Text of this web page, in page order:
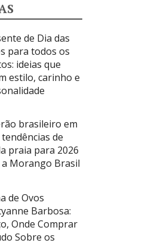
de Dia das
para todos os
ideias que
estilo, carinho e
brasileiro em
de
praia para 2026
a Morango Brasil
de Ovos
Barbosa:
Onde Comprar
Sobre os